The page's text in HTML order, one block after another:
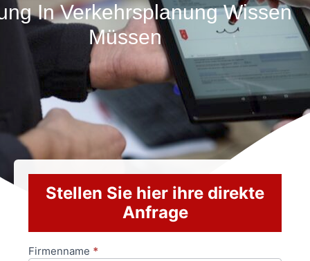
In Verkehrsplanung Wissen
Müssen
Stellen Sie hier ihre direkte
Anfrage
Anfrageformular
Firmenname *